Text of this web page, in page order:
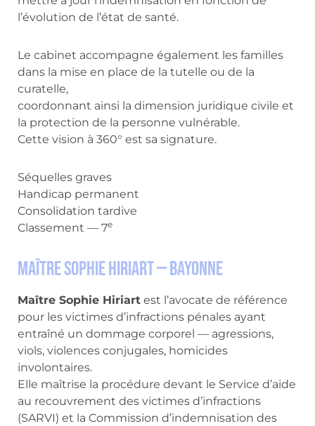
l’évolution de l’état de santé.
Le cabinet accompagne également les familles
dans la mise en place de la tutelle ou de la
curatelle,
coordonnant ainsi la dimension juridique civile et
la protection de la personne vulnérable.
Cette vision à 360° est sa signature.
Séquelles graves
Handicap permanent
Consolidation tardive
Classement — 7e
Maître Sophie Hiriart — Bayonne
Maître Sophie Hiriart est l’avocate de référence
pour les victimes d’infractions pénales ayant
entraîné un dommage corporel — agressions,
viols, violences conjugales, homicides
involontaires.
Elle maîtrise la procédure devant le Service d’aide
au recouvrement des victimes d’infractions
(SARVI) et la Commission d’indemnisation des